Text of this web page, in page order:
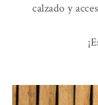
calzado y